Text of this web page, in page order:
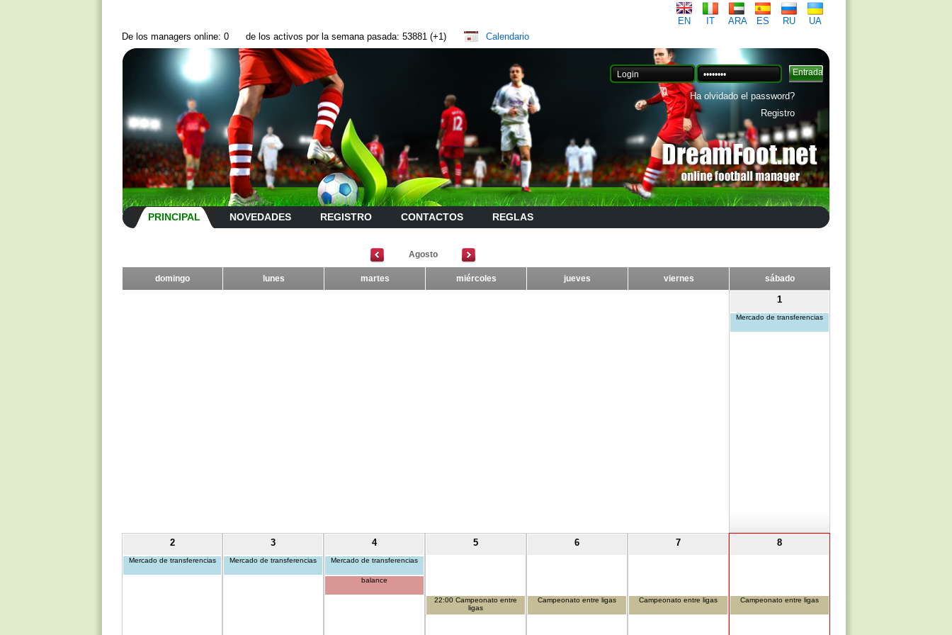
EN IT ARA ES RU
UA
De los managers online: 0
de los activos por la semana pasada: 53881 (+1) Calendario
Ha olvidado el password?
Registro
PRINCIPAL NOVEDADES REGISTRO CONTACTOS REGLAS
Agosto
domingo lunes martes miércoles jueves viernes sábado
1
Mercado de transferencias
2
Mercado de transferencias
3
Mercado de transferencias
4
Mercado de transferencias
balance
5
22:00 Campeonato entre
ligas
6
Campeonato entre ligas
7
Campeonato entre ligas
8
Campeonato entre ligas